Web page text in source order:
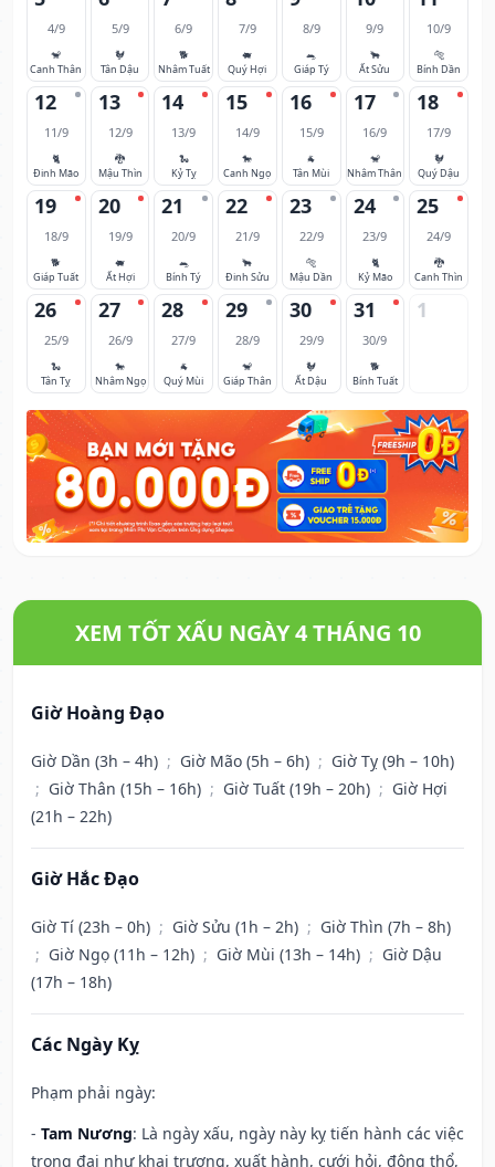
4/9
🐒
Canh Thân
5/9
🐓
Tân Dậu
6/9
🐕
Nhâm Tuất
7/9
🐖
Quý Hợi
8/9
🐀
Giáp Tý
9/9
🐂
Ất Sửu
10/9
🐅
Bính Dần
12
11/9
🐈
Đinh Mão
13
12/9
🐉
Mậu Thìn
14
13/9
🐍
Kỷ Tỵ
15
14/9
🐎
Canh Ngọ
16
15/9
🐐
Tân Mùi
17
16/9
🐒
Nhâm Thân
18
17/9
🐓
Quý Dậu
19
18/9
🐕
Giáp Tuất
20
19/9
🐖
Ất Hợi
21
20/9
🐀
Bính Tý
22
21/9
🐂
Đinh Sửu
23
22/9
🐅
Mậu Dần
24
23/9
🐈
Kỷ Mão
25
24/9
🐉
Canh Thìn
26
25/9
🐍
Tân Tỵ
27
26/9
🐎
Nhâm Ngọ
28
27/9
🐐
Quý Mùi
29
28/9
🐒
Giáp Thân
30
29/9
🐓
Ất Dậu
31
30/9
🐕
Bính Tuất
1
XEM TỐT XẤU NGÀY 4 THÁNG 10
Giờ Hoàng Đạo
Giờ Dần (3h – 4h) ; Giờ Mão (5h – 6h) ; Giờ Tỵ (9h – 10h)
; Giờ Thân (15h – 16h) ; Giờ Tuất (19h – 20h) ; Giờ Hợi
(21h – 22h)
Giờ Hắc Đạo
Giờ Tí (23h – 0h) ; Giờ Sửu (1h – 2h) ; Giờ Thìn (7h – 8h)
; Giờ Ngọ (11h – 12h) ; Giờ Mùi (13h – 14h) ; Giờ Dậu
(17h – 18h)
Các Ngày Kỵ
Phạm phải ngày:
- Tam Nương: Là ngày xấu, ngày này kỵ tiến hành các việc
trọng đại như khai trương, xuất hành, cưới hỏi, động thổ,